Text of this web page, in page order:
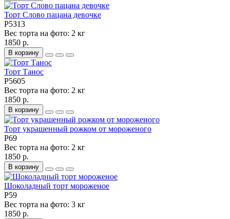
Торт Слово пацана девочке
P5313
Вес торта на фото: 2 кг
1850 р.
В корзину
Торт Танос
P5605
Вес торта на фото: 2 кг
1850 р.
В корзину
Торт украшенный рожком от мороженого
P69
Вес торта на фото: 2 кг
1850 р.
В корзину
Шоколадный торт мороженое
P59
Вес торта на фото: 3 кг
1850 р.